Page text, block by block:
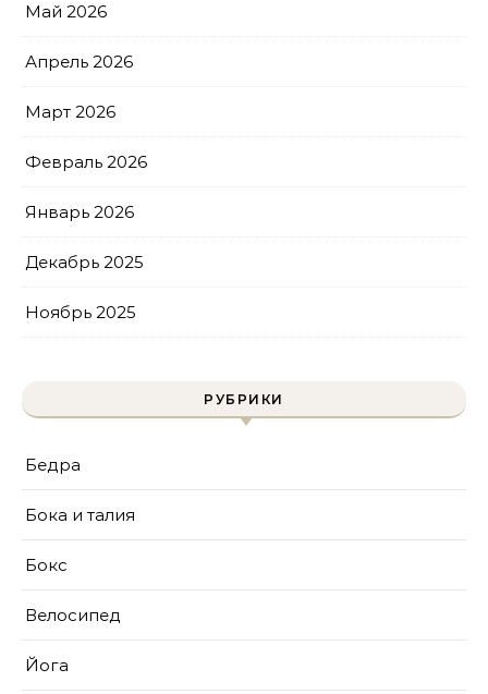
Май 2026
Апрель 2026
Март 2026
Февраль 2026
Январь 2026
Декабрь 2025
Ноябрь 2025
РУБРИКИ
Бедра
Бока и талия
Бокс
Велосипед
Йога